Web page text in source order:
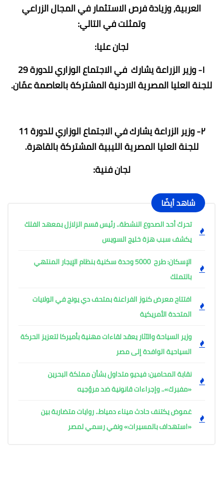
العربية، وزيادة فرص الاستثمار في المجال الزراعي
وتمثلت في التالي:
لجان عليا:
١- وزير الزراعة يشارك في الاجتماع الوزاري للدورة 29
للجنة العليا المصرية الاردنية المشتركة بالعاصمة عمّان.
٢- وزير الزراعة يشارك في الاجتماع الوزاري للدورة 11
للجنة العليا المصرية الليبية المشتركة بالقاهرة.
لجان فنية:
شاهد أيضًا
تحرك أحد الصدوع النشطة.. رئيس قسم الزلازل بمعهد الفلك
يكشف سبب هزة خليج السويس
الإسكان: طرح 5000 وحدة سكنية بنظام الإيجار المنتهي
بالتملك
افتتاح معرض كنوز الفراعنة بمتحف دي يونج في الولايات
المتحدة الأمريكية
وزير السياحة والآثار يعقد لقاءات مهنية بأميركا لتعزيز الحركة
السياحية الوافدة إلى مصر
نقابة المحامين: فيديو متداول بشأن مملكة البحرين
«مفبرك».. وإجراءات قانونية ضد مروّجيه
غموض يكتنف حادث ميناء دمياط.. روايات متضاربة بين
«استهداف بالمسيرات» ونفي رسمي لمصر